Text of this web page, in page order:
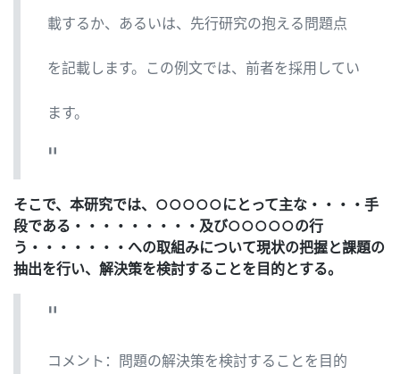
載するか、あるいは、先行研究の抱える問題点
を記載します。この例文では、前者を採用してい
ます。
そこで、本研究では、○○○○○にとって主な・・・・手
段である・・・・・・・・・及び○○○○○の行
う・・・・・・・への取組みについて現状の把握と課題の
抽出を行い、解決策を検討することを目的とする。
コメント：問題の解決策を検討することを目的